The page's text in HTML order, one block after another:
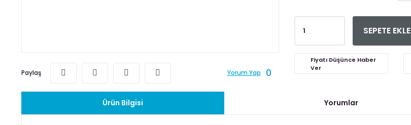
Paylaş Yorum Yap 0
SEPETE EKLE
Fiyatı Düşünce Haber
Ver
Ürün Bilgisi Yorumlar